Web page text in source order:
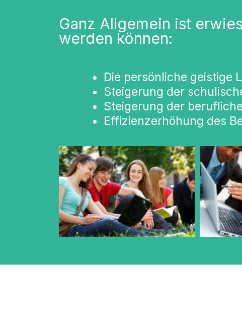
Ganz Allgemein ist
werden können:
Die persönliche geistige
Steigerung der
Steigerung der
Effizienzerhöhung des